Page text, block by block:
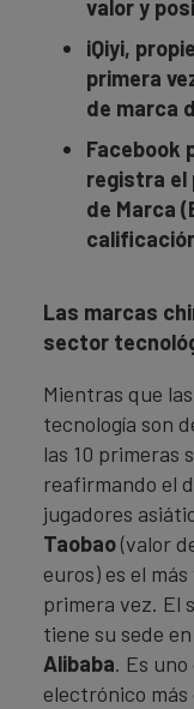
valor y
iQiyi,
primera
de marca
Facebook
registra el
de Marca
Las marcas
sector
Mientras que
tecnología son
las 10 primeras
reafirmando el
jugadores
Taobao(valor
euros) es el
primera vez. El
tiene su sede
Alibaba. Es
electrónico